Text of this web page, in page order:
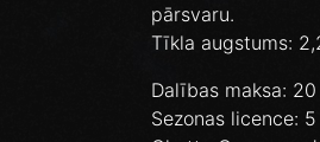
pārsvaru.
Tīkla augstums:
Dalības maksa:
Sezonas licence: